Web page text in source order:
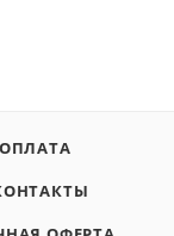
ОПЛАТА